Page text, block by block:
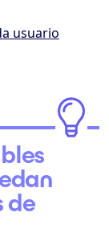
usuario
de